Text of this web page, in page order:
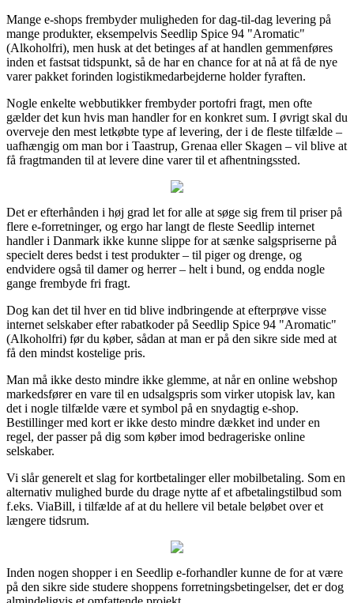
Mange e-shops frembyder muligheden for dag-til-dag levering på
mange produkter, eksempelvis Seedlip Spice 94 "Aromatic"
(Alkoholfri), men husk at det betinges af at handlen gemmenføres
inden et fastsat tidspunkt, så de har en chance for at nå at få de nye
varer pakket forinden logistikmedarbejderne holder fyraften.
Nogle enkelte webbutikker frembyder portofri fragt, men ofte
gælder det kun hvis man handler for en konkret sum. I øvrigt skal du
overveje den mest letkøbte type af levering, der i de fleste tilfælde –
uafhængig om man bor i Taastrup, Grenaa eller Skagen – vil blive at
få fragtmanden til at levere dine varer til et afhentningssted.
Det er efterhånden i høj grad let for alle at søge sig frem til priser på
flere e-forretninger, og ergo har langt de fleste Seedlip internet
handler i Danmark ikke kunne slippe for at sænke salgspriserne på
specielt deres bedst i test produkter – til piger og drenge, og
endvidere også til damer og herrer – helt i bund, og endda nogle
gange frembyde fri fragt.
Dog kan det til hver en tid blive indbringende at efterprøve visse
internet selskaber efter rabatkoder på Seedlip Spice 94 "Aromatic"
(Alkoholfri) før du køber, sådan at man er på den sikre side med at
få den mindst kostelige pris.
Man må ikke desto mindre ikke glemme, at når en online webshop
markedsfører en vare til en udsalgspris som virker utopisk lav, kan
det i nogle tilfælde være et symbol på en snydagtig e-shop.
Bestillinger med kort er ikke desto mindre dækket ind under en
regel, der passer på dig som køber imod bedrageriske online
selskaber.
Vi slår generelt et slag for kortbetalinger eller mobilbetaling. Som en
alternativ mulighed burde du drage nytte af et afbetalingstilbud som
f.eks. ViaBill, i tilfælde af at du hellere vil betale beløbet over et
længere tidsrum.
Inden nogen shopper i en Seedlip e-forhandler kunne de for at være
på den sikre side studere shoppens forretningsbetingelser, det er dog